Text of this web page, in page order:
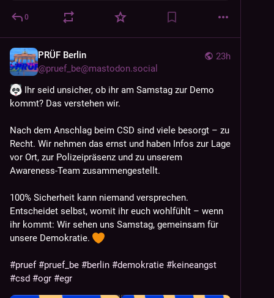
0
23h
PRÜF Berlin
@pruef_be@mastodon.social
Ihr seid unsicher, ob ihr am Samstag zur Demo
kommt? Das verstehen wir.
Nach dem Anschlag beim CSD sind viele besorgt – zu
Recht. Wir nehmen das ernst und haben Infos zur Lage
vor Ort, zur Polizeipräsenz und zu unserem
Awareness-Team zusammengestellt.
100% Sicherheit kann niemand versprechen.
Entscheidet selbst, womit ihr euch wohlfühlt – wenn
ihr kommt: Wir sehen uns Samstag, gemeinsam für
unsere Demokratie.
#pruef #pruef_be #berlin #demokratie #keineangst
#csd #ogr #egr